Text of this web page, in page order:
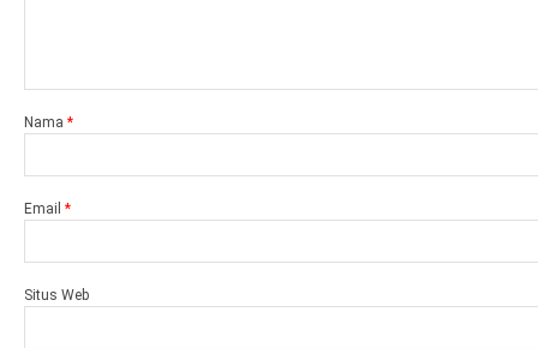
Nama *
Email *
Situs Web